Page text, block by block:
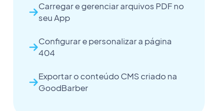
Carregar e gerenciar arquivos PDF no
seu App
Configurar e personalizar a página
404
Exportar o conteúdo CMS criado na
GoodBarber